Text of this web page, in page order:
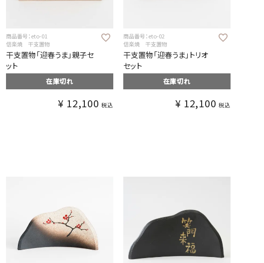
商品番号：eto-01
信楽焼 干支置物
干支置物「迎春うま」親子セ
ット
在庫切れ
¥ 12,100 税込
商品番号：eto-02
信楽焼 干支置物
干支置物「迎春うま」トリオ
セット
在庫切れ
¥ 12,100 税込